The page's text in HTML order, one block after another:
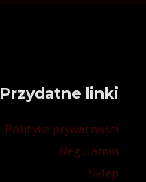
Przydatne linki
Polityka prywatności
Regulamin
Sklep